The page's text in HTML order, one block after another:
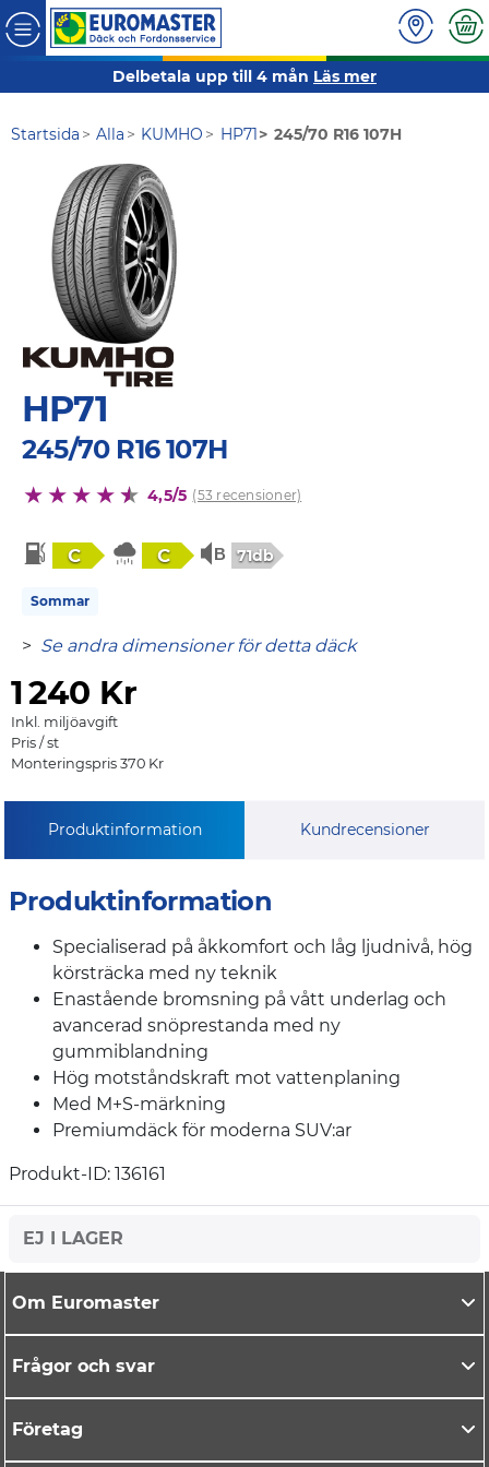
Delbetala upp till 4 mån Läs mer
Startsida Alla KUMHO HP71 245/70 R16 107H
HP71
245/70 R16 107H
4,5/5 (53 recensioner)
C C 71db
Sommar
> Se andra dimensioner för detta däck
1240 Kr
Inkl. miljöavgift
Pris / st
Monteringspris 370 Kr
Produktinformation Kundrecensioner
Produktinformation
Specialiserad på åkkomfort och låg ljudnivå, hög
körsträcka med ny teknik
Enastående bromsning på vått underlag och
avancerad snöprestanda med ny
gummiblandning
Hög motståndskraft mot vattenplaning
Med M+S-märkning
Premiumdäck för moderna SUV:ar
Produkt-ID: 136161
EJ I LAGER
Om Euromaster
Frågor och svar
Företag